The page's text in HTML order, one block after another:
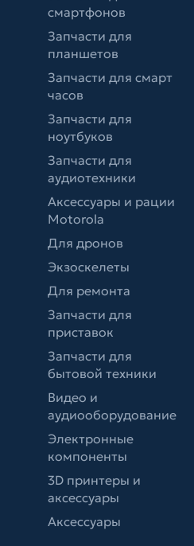
смартфонов
Запчасти для
планшетов
Запчасти для смарт
часов
Запчасти для
ноутбуков
Запчасти для
аудиотехники
Аксессуары и рации
Motorola
Для дронов
Экзоскелеты
Для ремонта
Запчасти для
приставок
Запчасти для
бытовой техники
Видео и
аудиооборудование
Электронные
компоненты
3D принтеры и
аксессуары
Аксессуары